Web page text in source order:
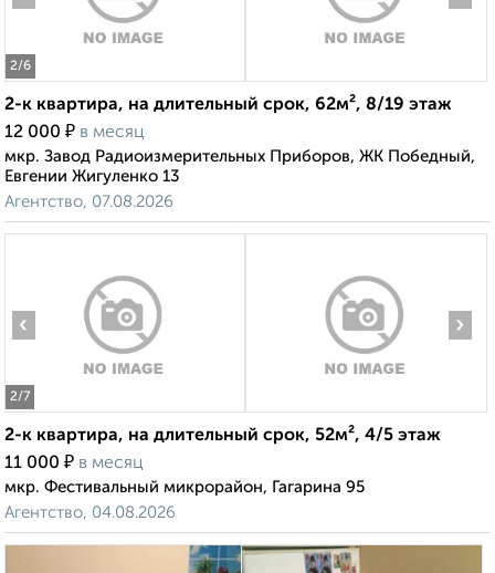
2/6
2-к квартира, на длительный срок, 62м², 8/19 этаж
12 000 ₽ в месяц
мкр. Завод Радиоизмерительных Приборов, ЖК Победный,
Евгении Жигуленко 13
Агентство, 07.08.2026
2/7
‹ ›
2-к квартира, на длительный срок, 52м², 4/5 этаж
11 000 ₽ в месяц
мкр. Фестивальный микрорайон, Гагарина 95
Агентство, 04.08.2026